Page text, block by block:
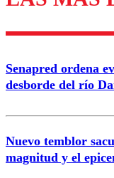
Senapred ordena
desborde del río
Nuevo temblor
magnitud y el